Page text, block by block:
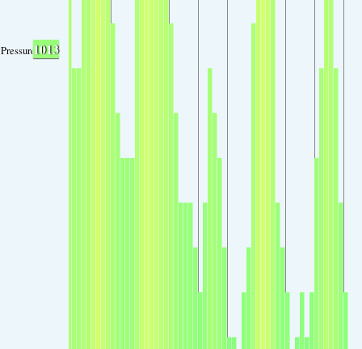
Pressure1013